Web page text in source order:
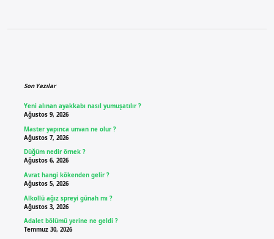
Son Yazılar
Yeni alınan ayakkabı nasıl yumuşatılır ?
Ağustos 9, 2026
Master yapınca unvan ne olur ?
Ağustos 7, 2026
Düğüm nedir örnek ?
Ağustos 6, 2026
Avrat hangi kökenden gelir ?
Ağustos 5, 2026
Alkollü ağız spreyi günah mı ?
Ağustos 3, 2026
Adalet bölümü yerine ne geldi ?
Temmuz 30, 2026